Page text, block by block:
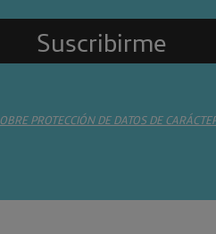
PROTECCIÓN DE DATOS DE